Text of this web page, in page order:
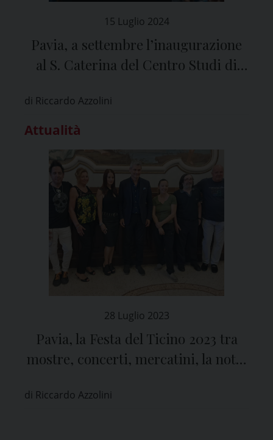
15 Luglio 2024
Pavia, a settembre l’inaugurazione
al S. Caterina del Centro Studi di
Rognoni”
di Riccardo Azzolini
Attualità
28 Luglio 2023
Pavia, la Festa del Ticino 2023 tra
mostre, concerti, mercatini, la notte
di Riccardo Azzolini